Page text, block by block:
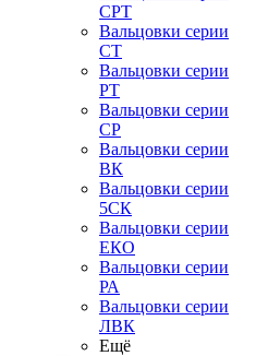
СРТ
Вальцовки серии
СТ
Вальцовки серии
РТ
Вальцовки серии
СР
Вальцовки серии
ВК
Вальцовки серии
5СК
Вальцовки серии
ЕКО
Вальцовки серии
РА
Вальцовки серии
ЛВК
Ещё